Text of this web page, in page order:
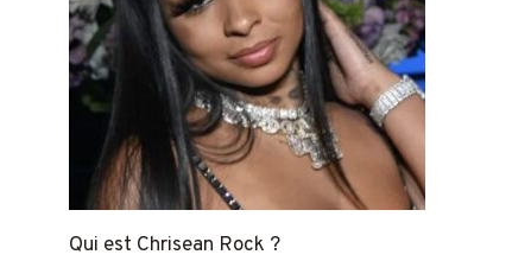
Qui est Chrisean Rock ?